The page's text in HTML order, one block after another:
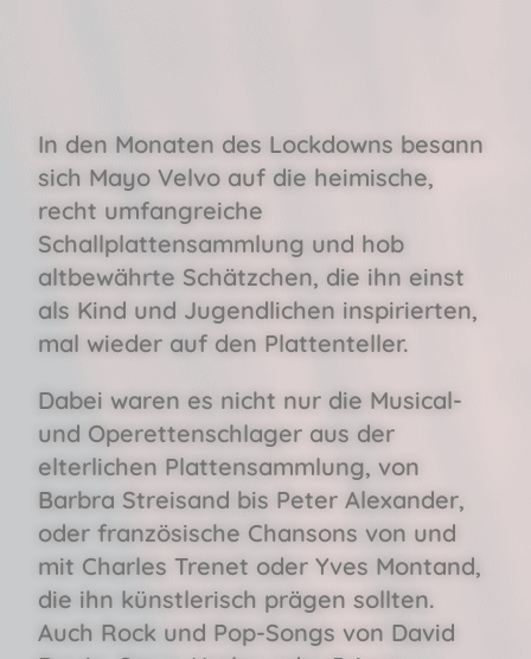
In den Monaten des Lockdowns besann
sich Mayo Velvo auf die heimische,
recht umfangreiche
Schallplattensammlung und hob
altbewährte Schätzchen, die ihn einst
als Kind und Jugendlichen inspirierten,
mal wieder auf den Plattenteller.
Dabei waren es nicht nur die Musical-
und Operettenschlager aus der
elterlichen Plattensammlung, von
Barbra Streisand bis Peter Alexander,
oder französische Chansons von und
mit Charles Trenet oder Yves Montand,
die ihn künstlerisch prägen sollten.
Auch Rock und Pop-Songs von David